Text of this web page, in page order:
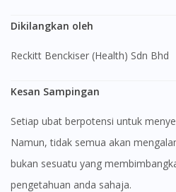
Dikilangkan oleh
Reckitt Benckiser (Health) Sdn Bhd
Kesan Sampingan
Setiap ubat berpotensi untuk
Namun, tidak semua akan
bukan sesuatu yang
pengetahuan anda sahaja.